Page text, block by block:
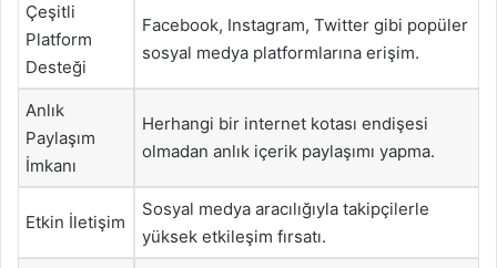
Çeşitli
Platform
Desteği
Facebook, Instagram, Twitter gibi popüler
sosyal medya platformlarına erişim.
Anlık
Paylaşım
İmkanı
Herhangi bir internet kotası endişesi
olmadan anlık içerik paylaşımı yapma.
Etkin İletişim
Sosyal medya aracılığıyla takipçilerle
yüksek etkileşim fırsatı.